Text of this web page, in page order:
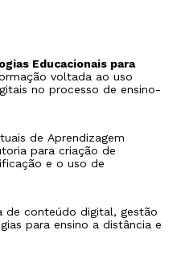
Educacionais para
voltada ao uso
no processo de ensino-
de Aprendizagem
para criação de
e o uso de
de conteúdo digital, gestão
para ensino a distância e